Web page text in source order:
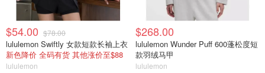
$54.00 $78.00
lululemon Swiftly 女款短款长袖上衣
新色降价 全码有货 其他涨价至$88
lululemon
$268.00
lululemon Wunder Puff 600蓬松度短
款羽绒马甲
lululemon